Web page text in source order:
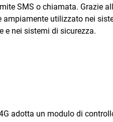
SMS o chiamata. Grazie
ampiamente utilizzato nei
e nei sistemi di sicurezza.
adotta un modulo di